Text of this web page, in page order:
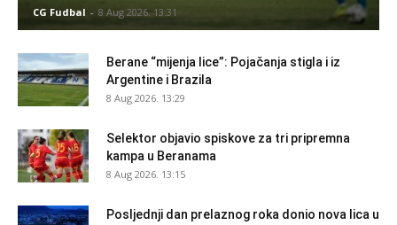
CG Fudbal - 8 Aug 2026. 13:31
Berane “mijenja lice”: Pojačanja stigla i iz
Argentine i Brazila
8 Aug 2026. 13:29
Selektor objavio spiskove za tri pripremna
kampa u Beranama
8 Aug 2026. 13:15
Posljednji dan prelaznog roka donio nova lica u